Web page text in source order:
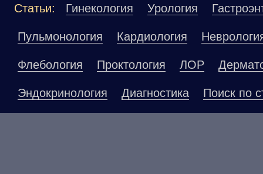
Статьи: Гинекология Урология
Пульмонология Кардиология
Флебология Проктология ЛОР
Эндокринология Диагностика Поиск по